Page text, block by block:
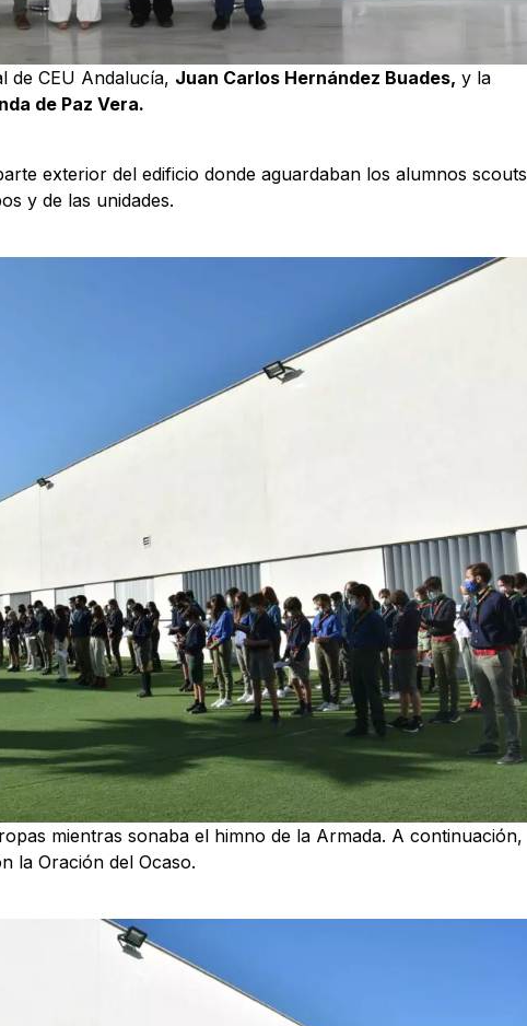
de CEU Andalucía, Juan Carlos Hernández Buades, y la
de Paz Vera.
exterior del edificio donde aguardaban los alumnos scouts
y de las unidades.
mientras sonaba el himno de la Armada. A continuación,
la Oración del Ocaso.